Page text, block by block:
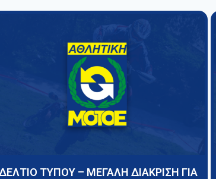
ΤΥΠΟΥ – ΜΕΓΑΛΗ ΔΙΑΚΡΙΣΗ ΓΙΑ